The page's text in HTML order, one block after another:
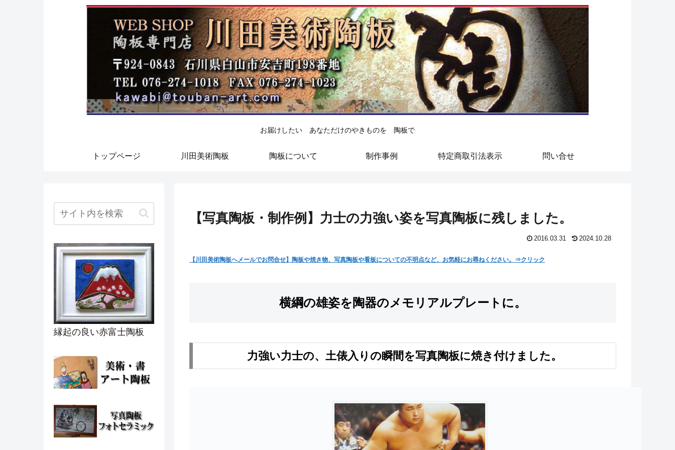
お届けしたい あなただけのやきものを 陶板で
トップページ 川田美術陶板 陶板について 制作事例 特定商取引法表示 問い合せ
【写真陶板・制作例】力士の力強い姿を写真陶板に残しました。
2016.03.31 2024.10.28
【川田美術陶板へメールでお問合せ】陶板や焼き物、写真陶板や看板についての不明点など、お気軽にお尋ねください。⇒クリック
横綱の雄姿を陶器のメモリアルプレートに。
力強い力士の、土俵入りの瞬間を写真陶板に焼き付けました。
縁起の良い赤富士陶板